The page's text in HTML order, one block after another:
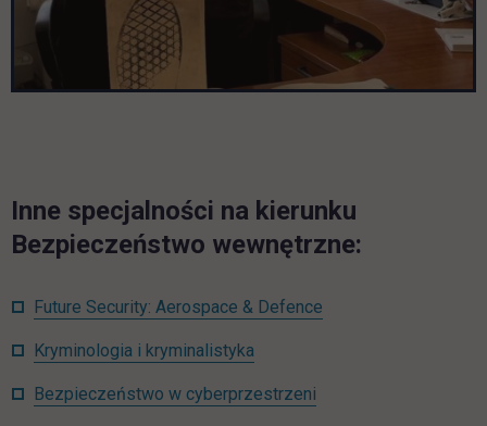
Inne specjalności na kierunku
Bezpieczeństwo wewnętrzne:
Future Security: Aerospace & Defence
Kryminologia i kryminalistyka
Bezpieczeństwo w cyberprzestrzeni